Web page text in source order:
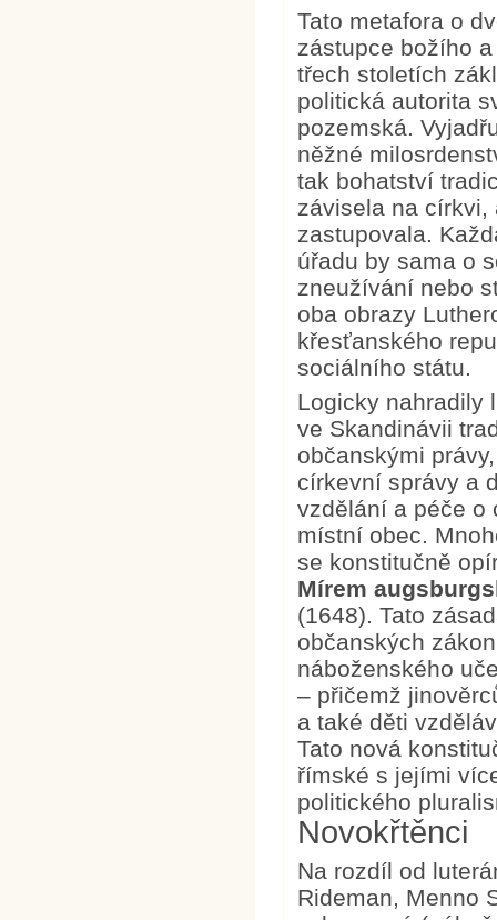
Tato metafora o
zástupce božího
třech stoletích
politická autorita
pozemská.
něžné
tak bohatství
závisela na církvi,
zastupovala.
úřadu by sama o
zneužívání nebo
oba obrazy
křesťanského
sociálního státu.
Logicky nahradily
ve Skandinávii
občanskými
církevní správy a
vzdělání a péče o
místní obec.
se konstitučně
Mírem
(1648). Tato
občanských
náboženského
– přičemž
a také děti
Tato nová
římské s jejími
politického
Novokřtěnci
Na rozdíl od
Rideman, Menno